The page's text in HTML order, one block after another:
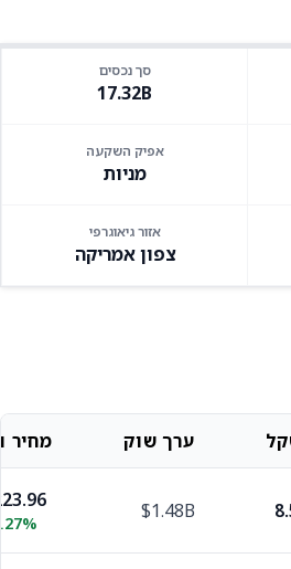
סך נכסים
17.32B
אפיק השקעה
מניות
אזור גיאוגרפי
צפון אמריקה
ערך שוק מחיר
$1.48B